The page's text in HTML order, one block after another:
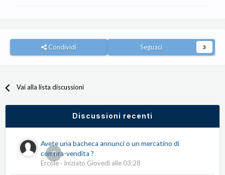
Condividi Seguaci 3
Vai alla lista discussioni
Discussioni recenti
0
Avete una bacheca annunci o un mercatino di
compra-vendita ?
Ercole · Iniziato Giovedì alle 03:28